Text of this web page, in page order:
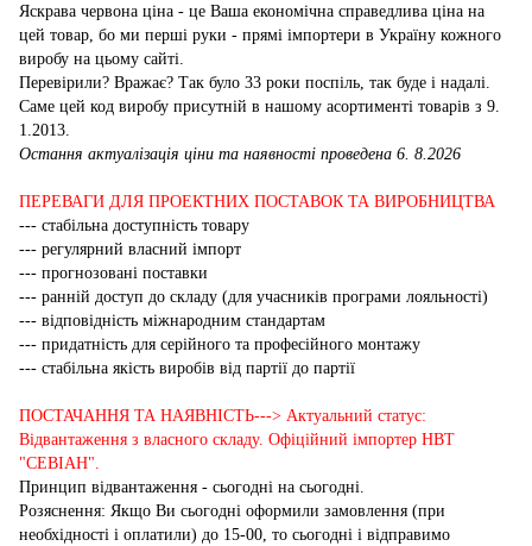
Яскрава червона ціна - це Ваша економічна справедлива ціна на
цей товар, бо ми перші руки - прямі імпортери в Україну кожного
виробу на цьому сайті.
Перевірили? Вражає? Так було 33 роки поспіль, так буде і надалі.
Саме цей код виробу присутній в нашому асортименті товарів з 9.
1.2013.
Остання актуалізація ціни та наявності проведена 6. 8.2026
ПЕРЕВАГИ ДЛЯ ПРОЕКТНИХ ПОСТАВОК ТА ВИРОБНИЦТВА
--- стабільна доступність товару
--- регулярний власний імпорт
--- прогнозовані поставки
--- ранній доступ до складу (для учасників програми лояльності)
--- відповідність міжнародним стандартам
--- придатність для серійного та професійного монтажу
--- стабільна якість виробів від партії до партії
ПОСТАЧАННЯ ТА НАЯВНІСТЬ---> Актуальний статус:
Відвантаження з власного складу. Офіційний імпортер НВТ
"СЕВІАН".
Принцип відвантаження - сьогодні на сьогодні.
Розяснення: Якщо Ви сьогодні оформили замовлення (при
необхідності і оплатили) до 15-00, то сьогодні і відправимо